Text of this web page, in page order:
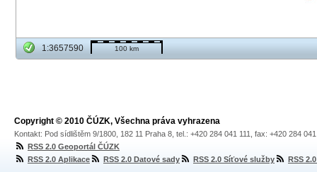
1:3657590 100 km
Copyright © 2010 ČÚZK, Všechna práva vyhrazena
Kontakt: Pod sídlištěm 9/1800, 182 11 Praha 8, tel.: +420 284 041 111, fax: +420 284
RSS 2.0 Geoportál ČÚZK
RSS 2.0 Aplikace
RSS 2.0 Datové sady RSS 2.0 Síťové služby RSS